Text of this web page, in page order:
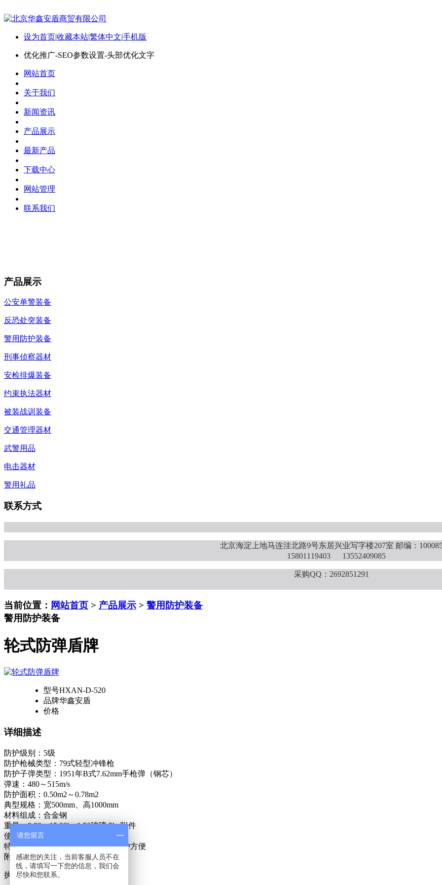
设为首页|收藏本站|繁体中文|手机版
优化推广-SEO参数设置-头部优化文字
网站首页
关于我们
新闻资讯
产品展示
最新产品
下载中心
网站管理
联系我们
产品展示
公安单警装备
反恐处突装备
警用防护装备
刑事侦察器材
安检排爆装备
约束执法器材
被装战训装备
交通管理器材
武警用品
电击器材
警用礼品
联系方式
北京海淀上地马连洼北路9号东居兴业写字楼207室 邮编：
15801119403 13552409085
采购QQ：2692851291
当前位置： 网站首页 > 产品展示 > 警用防护装备
警用防护装备
轮式防弹盾牌
型号HXAN-D-520
品牌华鑫安盾
价格
详细描述
防护级别：5级
防护枪械类型：79式轻型冲锋枪
防护子弹类型：1951年B式7.62mm手枪弹（钢芯）
弹速：480～515m/s
防护面积：0.50m2～0.78m2
典型规格：宽500mm、高1000mm
材料组成：合金钢
重量：9.80～15.30kg 1.50玻璃 5kg附件
使用环境温度：-20℃～ 55℃
特点：防弹级别高、物美价廉、维护方便
附属功能：观察窗、射击孔
执行标准：GA423-2003《防弹盾牌》
请您留言
感谢您的关注，当前客服人员不在
线，请填写一下您的信息，我们会
尽快和您联系。